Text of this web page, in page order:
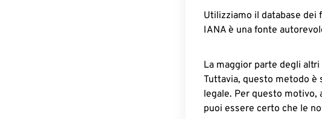
Utilizziamo il database dei
IANA è una fonte
La maggior parte degli
Tuttavia, questo metodo
legale. Per questo motivo,
puoi essere certo che le